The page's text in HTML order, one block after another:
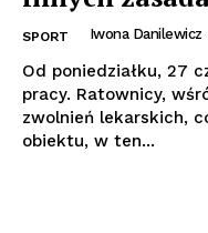
SPORT Iwona Danilewicz
Od poniedziałku, 27
pracy. Ratownicy,
zwolnień lekarskich,
obiektu, w ten...